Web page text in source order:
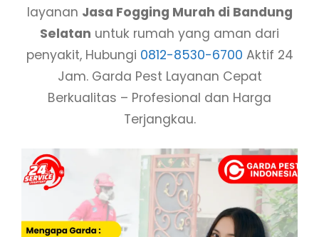
layanan Jasa Fogging Murah di Bandung
Selatan untuk rumah yang aman dari
penyakit, Hubungi 0812-8530-6700 Aktif 24
Jam. Garda Pest Layanan Cepat
Berkualitas – Profesional dan Harga
Terjangkau.